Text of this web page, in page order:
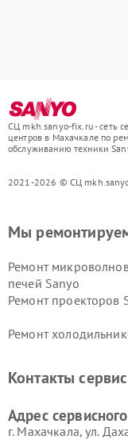
СЦ mkh.sanyo-fix.ru - сеть
центров в Махачкале по
обслуживанию техники
2021-2026 © СЦ
Мы
Ремонт
печей Sanyo
Ремонт проекторов
Ремонт
Контакты
Адрес
г. Махачкала, ул.